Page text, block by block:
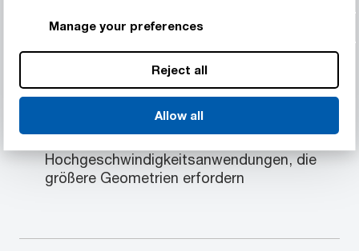
Manage your preferences
Reject all
Allow all
Selbstschmierend mit ausgezeichnetem
Reibungsverhalten
Bis zu fünfmal höhere Belastbarkeit als
herkömmliche Gussnylons
herkömmliche Gussnylons
Hochgeschwindigkeitsanwendungen, die
größere Geometrien erfordern